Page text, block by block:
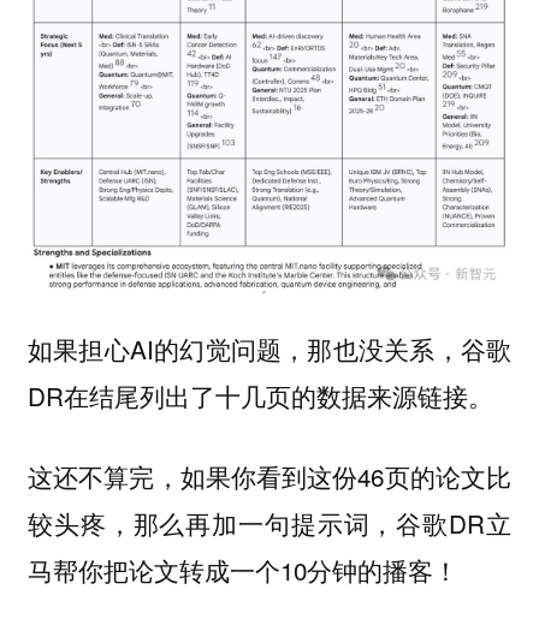
如果担心AI的幻觉问题，那也没关系，谷歌
DR在结尾列出了十几页的数据来源链接。
这还不算完，如果你看到这份46页的论文比
较头疼，那么再加一句提示词，谷歌DR立
马帮你把论文转成一个10分钟的播客！